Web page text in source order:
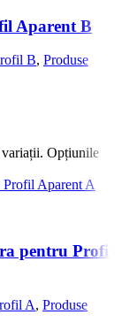
Aparent B
B, Produse
variații. Opțiunile
pentru Profil
A, Produse